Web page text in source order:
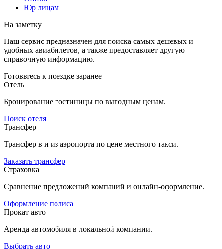
Юр лицам
На заметку
Наш сервис предназначен для поиска самых дешевых и
удобных авиабилетов, а также предоставляет другую
справочную информацию.
Готовьтесь к поездке заранее
Отель
Бронирование гостиницы по выгодным ценам.
Поиск отеля
Трансфер
Трансфер в и из аэропорта по цене местного такси.
Заказать трансфер
Страховка
Сравнение предложений компаний и онлайн-оформление.
Оформление полиса
Прокат авто
Аренда автомобиля в локальной компании.
Выбрать авто